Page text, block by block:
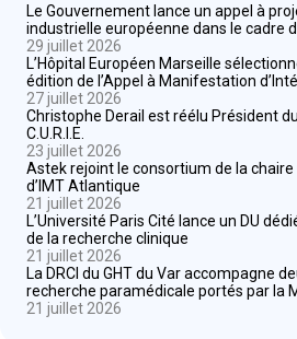
Le Gouvernement lance un appel à
industrielle européenne dans le cadre
29 juillet 2026
L’Hôpital Européen Marseille
édition de l’Appel à Manifestation
27 juillet 2026
Christophe Derail est réélu Président
C.U.R.I.E.
23 juillet 2026
Astek rejoint le consortium de la chaire
d’IMT Atlantique
21 juillet 2026
L’Université Paris Cité lance un DU
de la recherche clinique
21 juillet 2026
La DRCI du GHT du Var accompagne
recherche paramédicale portés par la
21 juillet 2026